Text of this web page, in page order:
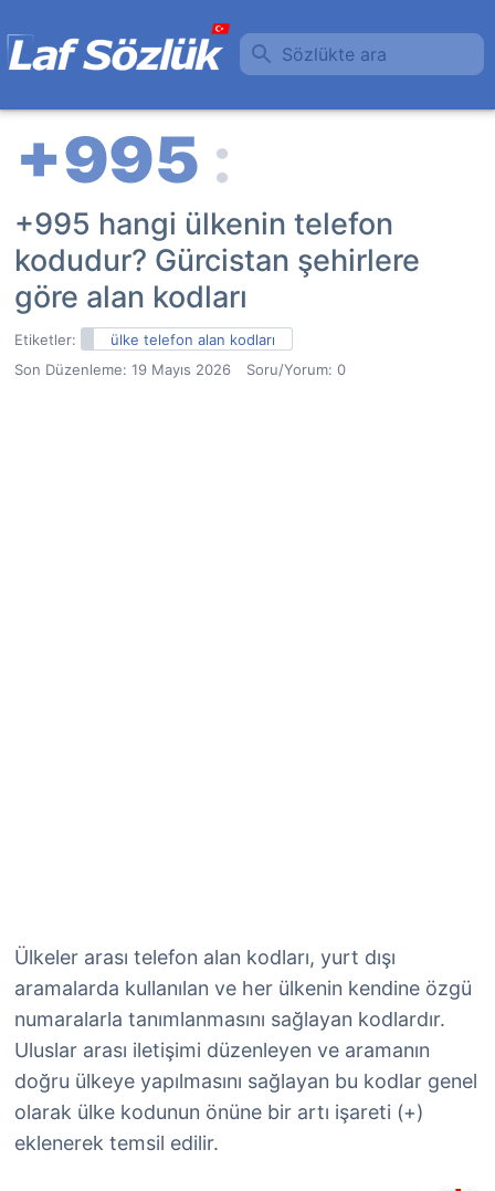
Sözlükte ara
+995 hangi ülkenin telefon
kodudur? Gürcistan şehirlere
göre alan kodları
Etiketler:
ülke telefon alan kodları
Son Düzenleme: 19 Mayıs 2026 Soru/Yorum: 0
Ülkeler arası telefon alan kodları, yurt dışı
aramalarda kullanılan ve her ülkenin kendine özgü
numaralarla tanımlanmasını sağlayan kodlardır.
Uluslar arası iletişimi düzenleyen ve aramanın
doğru ülkeye yapılmasını sağlayan bu kodlar genel
olarak ülke kodunun önüne bir artı işareti (+)
eklenerek temsil edilir.